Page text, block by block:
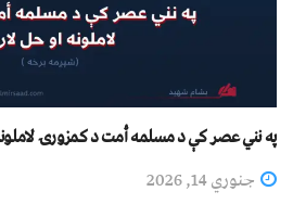
په نني عصر کې د مسلمه أمت د کمزورۍ
جنوري 14, 2026